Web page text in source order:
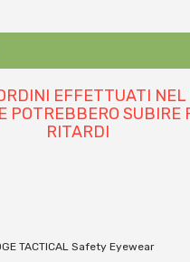
EFFETTUATI NEL
POTREBBERO SUBIRE
RITARDI
TACTICAL Safety Eyewear